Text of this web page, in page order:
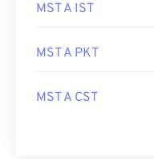
MST A IST
MST A PKT
MST A CST